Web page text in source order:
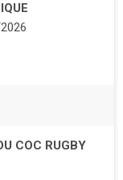
COC RUGBY